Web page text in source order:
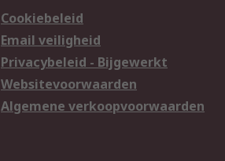
Cookiebeleid
Email veiligheid
Privacybeleid - Bijgewerkt
Websitevoorwaarden
Algemene verkoopvoorwaarden